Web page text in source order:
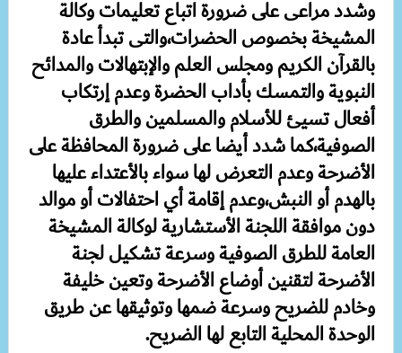
وشدد مراعى على ضرورة اتباع تعليمات وكالة
المشيخة بخصوص الحضرات،والتى تبدأ عادة
بالقرآن الكريم ومجلس العلم والإبتهالات والمدائح
النبوية والتمسك بأداب الحضرة وعدم إرتكاب
أفعال تسيئ للأسلام والمسلمين والطرق
الصوفية،كما شدد أيضا على ضرورة المحافظة على
الأضرحة وعدم التعرض لها سواء بالأعتداء عليها
بالهدم أو النبش،وعدم إقامة أي احتفالات أو موالد
دون موافقة اللجنة الأستشارية لوكالة المشيخة
العامة للطرق الصوفية وسرعة تشكيل لجنة
الأضرحة لتقنين أوضاع الأضرحة وتعين خليفة
وخادم للضريح وسرعة ضمها وتوثيقها عن طريق
الوحدة المحلية التابع لها الضريح.